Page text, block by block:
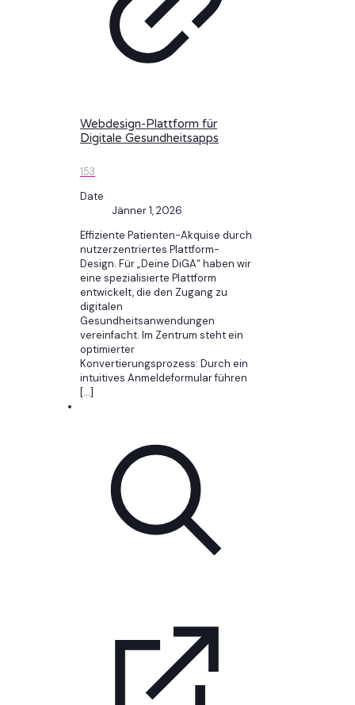
Webdesign-Plattform für
Digitale Gesundheitsapps
153
Date
Jänner 1, 2026
Effiziente Patienten-Akquise durch
nutzerzentriertes Plattform-
Design. Für „Deine DiGA“ haben wir
eine spezialisierte Plattform
entwickelt, die den Zugang zu
digitalen
Gesundheitsanwendungen
vereinfacht. Im Zentrum steht ein
optimierter
Konvertierungsprozess: Durch ein
intuitives Anmeldeformular führen
[…]